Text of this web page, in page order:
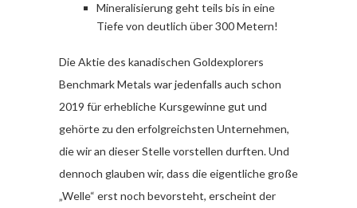
Mineralisierung geht teils bis in eine
Tiefe von deutlich über 300 Metern!
Die Aktie des kanadischen Goldexplorers
Benchmark Metals war jedenfalls auch schon
2019 für erhebliche Kursgewinne gut und
gehörte zu den erfolgreichsten Unternehmen,
die wir an dieser Stelle vorstellen durften. Und
dennoch glauben wir, dass die eigentliche große
„Welle“ erst noch bevorsteht, erscheint der